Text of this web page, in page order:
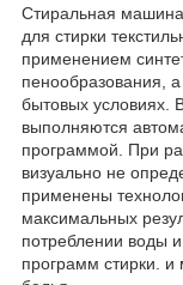
Стиральная
для стирки
применением
пенообразования,
бытовых условиях.
выполняются
программой. При
визуально не
применены
максимальных
потреблении воды
программ стирки. и